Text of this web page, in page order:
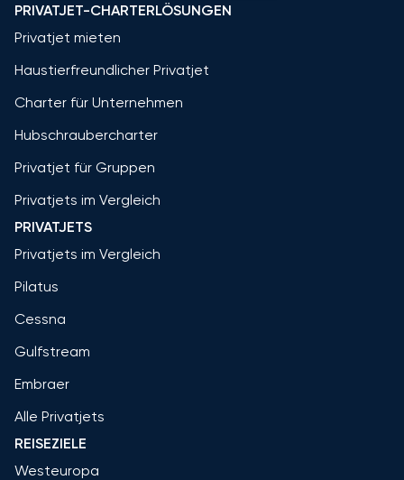
PRIVATJET-CHARTERLÖSUNGEN
Privatjet mieten
Haustierfreundlicher Privatjet
Charter für Unternehmen
Hubschraubercharter
Privatjet für Gruppen
Privatjets im Vergleich
PRIVATJETS
Privatjets im Vergleich
Pilatus
Cessna
Gulfstream
Embraer
Alle Privatjets
REISEZIELE
Westeuropa